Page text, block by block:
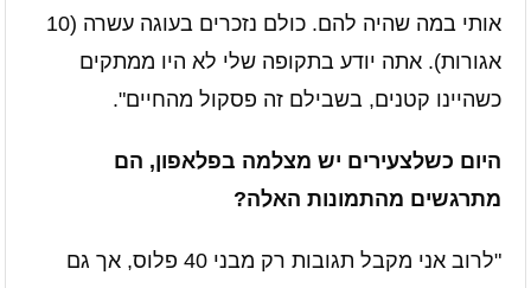
אותי במה שהיה להם. כולם נזכרים בעוגה עשרה (10
אגורות). אתה יודע בתקופה שלי לא היו ממתקים
כשהיינו קטנים, בשבילם זה פסקול מהחיים".
היום כשלצעירים יש מצלמה בפלאפון, הם
מתרגשים מהתמונות האלה?
"לרוב אני מקבל תגובות רק מבני 40 פלוס, אך גם